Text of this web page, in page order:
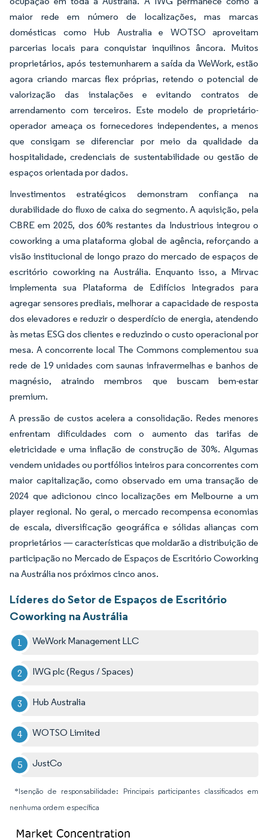
maior rede em número de localizações, mas marcas
domésticas como Hub Australia e WOTSO aproveitam
parcerias locais para conquistar inquilinos âncora. Muitos
proprietários, após testemunharem a saída da WeWork, estão
agora criando marcas flex próprias, retendo o potencial de
valorização das instalações e evitando contratos de
arrendamento com terceiros. Este modelo de proprietário-
operador ameaça os fornecedores independentes, a menos
que consigam se diferenciar por meio da qualidade da
hospitalidade, credenciais de sustentabilidade ou gestão de
espaços orientada por dados.
Investimentos estratégicos demonstram confiança na
durabilidade do fluxo de caixa do segmento. A aquisição, pela
CBRE em 2025, dos 60% restantes da Industrious integrou o
coworking a uma plataforma global de agência, reforçando a
visão institucional de longo prazo do mercado de espaços de
escritório coworking na Austrália. Enquanto isso, a Mirvac
implementa sua Plataforma de Edifícios Integrados para
agregar sensores prediais, melhorar a capacidade de resposta
dos elevadores e reduzir o desperdício de energia, atendendo
às metas ESG dos clientes e reduzindo o custo operacional por
mesa. A concorrente local The Commons complementou sua
rede de 19 unidades com saunas infravermelhas e banhos de
magnésio, atraindo membros que buscam bem-estar
premium.
A pressão de custos acelera a consolidação. Redes menores
enfrentam dificuldades com o aumento das tarifas de
eletricidade e uma inflação de construção de 30%. Algumas
vendem unidades ou portfólios inteiros para concorrentes com
maior capitalização, como observado em uma transação de
2024 que adicionou cinco localizações em Melbourne a um
player regional. No geral, o mercado recompensa economias
de escala, diversificação geográfica e sólidas alianças com
proprietários — características que moldarão a distribuição de
participação no Mercado de Espaços de Escritório Coworking
na Austrália nos próximos cinco anos.
Líderes do Setor de Espaços de Escritório
Coworking na Austrália
WeWork Management LLC
IWG plc (Regus / Spaces)
Hub Australia
WOTSO Limited
JustCo
*Isenção de responsabilidade: Principais participantes classificados em
nenhuma ordem específica